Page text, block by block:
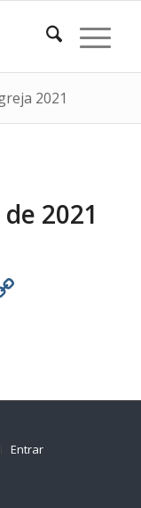
2021
2021
Entrar